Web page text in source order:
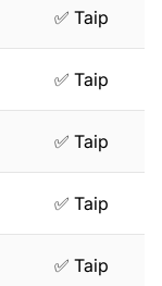
✅ Taip
✅ Taip
✅ Taip
✅ Taip
✅ Taip